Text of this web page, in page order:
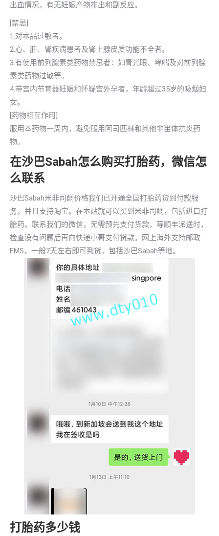
出血情况，有无妊娠产物排出和副反应。
[禁忌]
1.对本品过敏者。
2.心、肝、肾疾病患者及肾上腺皮质功能不全者。
3.有使用前列腺素类药物禁忌者：如青光眼、哮喘及对前列腺
素类药物过敏等。
4.带宫内节育器妊娠和怀疑宫外孕者，年龄超过35岁的吸烟妇
女。
[药物相互作用]
服用本药物一周内，避免服用阿司匹林和其他非畄体抗炎药
物。
在沙巴Sabah怎么购买打胎药，微信怎
么联系
沙巴Sabah米非司酮价格我们已开通全国打胎药货到付款服
务，并且支持淘宝。在本站就可以买到米非司酮，包括进口打
胎药。联系我们的微信，无需预先支付货款，等顺丰派送时，
检查没有问题后再向快递小哥支付货款。网上海外支持邮政
EMS，一般7天左右即可到货，包括沙巴Sabah等地。
打胎药多少钱